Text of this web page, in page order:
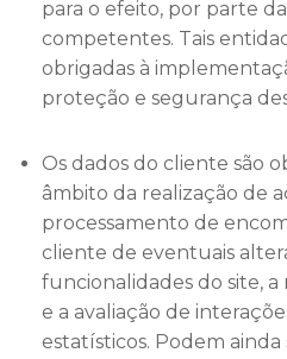
para o efeito, por parte
competentes. Tais
obrigadas à
proteção e segurança
Os dados do cliente são
âmbito da realização de
processamento de
cliente de eventuais
funcionalidades do site,
e a avaliação de
estatísticos. Podem